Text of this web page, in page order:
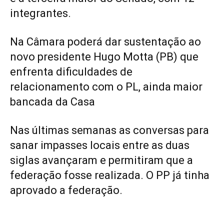
integrantes.
Na Câmara poderá dar sustentação ao
novo presidente Hugo Motta (PB) que
enfrenta dificuldades de
relacionamento com o PL, ainda maior
bancada da Casa
Nas últimas semanas as conversas para
sanar impasses locais entre as duas
siglas avançaram e permitiram que a
federação fosse realizada. O PP já tinha
aprovado a federação.